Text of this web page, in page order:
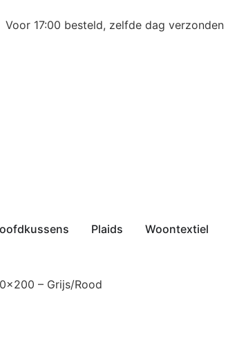
Voor 17:00 besteld, zelfde dag verzonden
Plaids Woontextiel
– Grijs/Rood